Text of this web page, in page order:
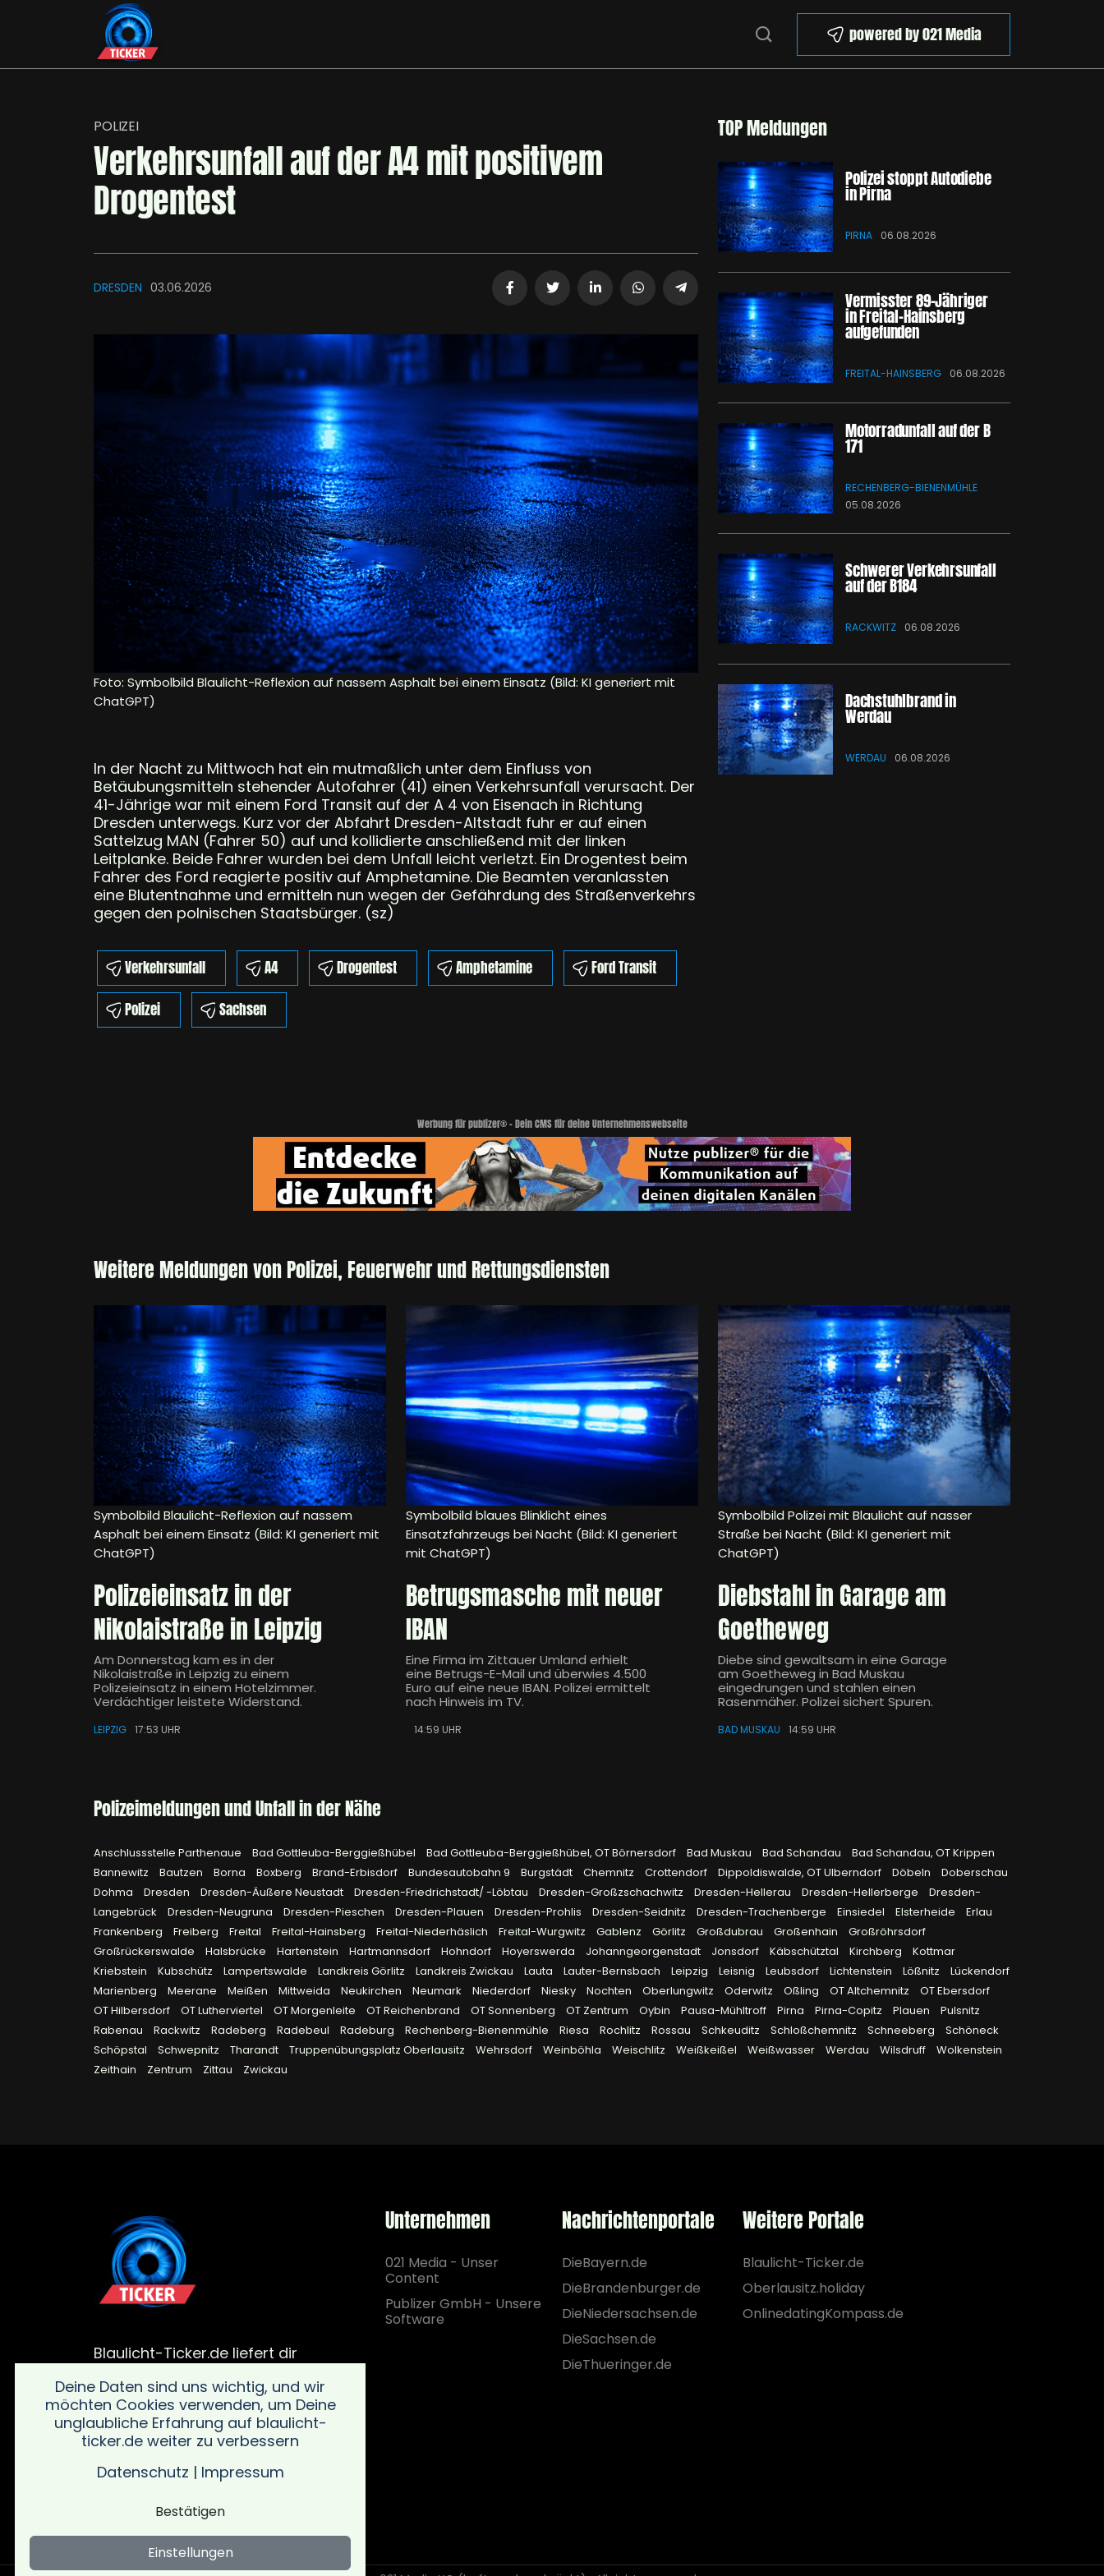
powered by 021 Media
POLIZEI
Verkehrsunfall auf der A4 mit positivem
Drogentest
DRESDEN 03.06.2026
Foto: Symbolbild Blaulicht-Reflexion auf nassem Asphalt bei einem Einsatz (Bild: KI generiert mit
ChatGPT)
In der Nacht zu Mittwoch hat ein mutmaßlich unter dem Einfluss von
Betäubungsmitteln stehender Autofahrer (41) einen Verkehrsunfall verursacht. Der
41-Jährige war mit einem Ford Transit auf der A 4 von Eisenach in Richtung
Dresden unterwegs. Kurz vor der Abfahrt Dresden-Altstadt fuhr er auf einen
Sattelzug MAN (Fahrer 50) auf und kollidierte anschließend mit der linken
Leitplanke. Beide Fahrer wurden bei dem Unfall leicht verletzt. Ein Drogentest beim
Fahrer des Ford reagierte positiv auf Amphetamine. Die Beamten veranlassten
eine Blutentnahme und ermitteln nun wegen der Gefährdung des Straßenverkehrs
gegen den polnischen Staatsbürger. (sz)
Verkehrsunfall A4 Drogentest Amphetamine
Ford Transit
Polizei
Sachsen
TOP Meldungen
Polizei stoppt Autodiebe
in Pirna
PIRNA 06.08.2026
Vermisster 89-Jähriger
in Freital-Hainsberg
aufgefunden
FREITAL-HAINSBERG 06.08.2026
Motorradunfall auf der B
171
RECHENBERG-BIENENMÜHLE
05.08.2026
Schwerer Verkehrsunfall
auf der B184
RACKWITZ 06.08.2026
Dachstuhlbrand in
Werdau
WERDAU 06.08.2026
Werbung für publizer® - Dein CMS für deine Unternehmenswebseite
Weitere Meldungen von Polizei, Feuerwehr und Rettungsdiensten
Symbolbild Blaulicht-Reflexion auf nassem
Asphalt bei einem Einsatz (Bild: KI generiert mit
ChatGPT)
Polizeieinsatz in der
Nikolaistraße in Leipzig
Am Donnerstag kam es in der
Nikolaistraße in Leipzig zu einem
Polizeieinsatz in einem Hotelzimmer.
Verdächtiger leistete Widerstand.
LEIPZIG 17:53 UHR
Symbolbild blaues Blinklicht eines
Einsatzfahrzeugs bei Nacht (Bild: KI generiert
mit ChatGPT)
Betrugsmasche mit neuer
IBAN
Eine Firma im Zittauer Umland erhielt
eine Betrugs-E-Mail und überwies 4.500
Euro auf eine neue IBAN. Polizei ermittelt
nach Hinweis im TV.
14:59 UHR
Symbolbild Polizei mit Blaulicht auf nasser
Straße bei Nacht (Bild: KI generiert mit
ChatGPT)
Diebstahl in Garage am
Goetheweg
Diebe sind gewaltsam in eine Garage
am Goetheweg in Bad Muskau
eingedrungen und stahlen einen
Rasenmäher. Polizei sichert Spuren.
BAD MUSKAU 14:59 UHR
Polizeimeldungen und Unfall in der Nähe
Anschlussstelle Parthenaue Bad Gottleuba-Berggießhübel Bad Gottleuba-Berggießhübel, OT Börnersdorf Bad Muskau Bad Schandau
Bad Schandau, OT Krippen
Bannewitz
Bautzen Borna Boxberg Brand-Erbisdorf Bundesautobahn 9 Burgstädt Chemnitz Crottendorf Dippoldiswalde, OT Ulberndorf Döbeln
Doberschau
Dohma
Dresden Dresden-Äußere Neustadt Dresden-Friedrichstadt/ -Löbtau Dresden-Großzschachwitz Dresden-Hellerau Dresden-Hellerberge
Dresden-
Langebrück
Dresden-Neugruna Dresden-Pieschen Dresden-Plauen Dresden-Prohlis Dresden-Seidnitz Dresden-Trachenberge Einsiedel Elsterheide
Erlau
Frankenberg
Freiberg Freital Freital-Hainsberg Freital-Niederhäslich Freital-Wurgwitz Gablenz Görlitz Großdubrau Großenhain
Großröhrsdorf
Großrückerswalde
Halsbrücke Hartenstein Hartmannsdorf Hohndorf Hoyerswerda Johanngeorgenstadt Jonsdorf Käbschütztal Kirchberg
Kottmar
Kriebstein
Kubschütz Lampertswalde Landkreis Görlitz Landkreis Zwickau Lauta Lauter-Bernsbach Leipzig Leisnig Leubsdorf Lichtenstein Lößnitz
Lückendorf
Marienberg
Meerane Meißen Mittweida Neukirchen Neumark Niederdorf Niesky Nochten Oberlungwitz Oderwitz Oßling OT Altchemnitz
OT Ebersdorf
OT Hilbersdorf
OT Lutherviertel OT Morgenleite OT Reichenbrand OT Sonnenberg OT Zentrum Oybin Pausa-Mühltroff Pirna Pirna-Copitz Plauen
Pulsnitz
Rabenau
Rackwitz Radeberg Radebeul Radeburg Rechenberg-Bienenmühle Riesa Rochlitz Rossau Schkeuditz Schloßchemnitz Schneeberg
Schöneck
Schöpstal
Schwepnitz Tharandt Truppenübungsplatz Oberlausitz Wehrsdorf Weinböhla Weischlitz Weißkeißel Weißwasser Werdau Wilsdruff
Wolkenstein
Zeithain
Zentrum Zittau Zwickau
Blaulicht-Ticker.de liefert dir
Polizei, Feuerwehr und von
Rettungsdiensteinsätze. Bleib
informiert über alle wichtigen
Vorfälle in deiner Region mit
schnellen und verlässlichen
Updates sowie wichtigen
Unternehmen
021 Media - Unser
Content
Publizer GmbH - Unsere
Software
Nachrichtenportale
DieBayern.de
DieBrandenburger.de
DieNiedersachsen.de
DieSachsen.de
DieThueringer.de
Weitere Portale
Blaulicht-Ticker.de
Oberlausitz.holiday
OnlinedatingKompass.de
Deine Daten sind uns wichtig, und wir
möchten Cookies verwenden, um Deine
unglaubliche Erfahrung auf blaulicht-
ticker.de weiter zu verbessern
Datenschutz | Impressum
Bestätigen
Einstellungen